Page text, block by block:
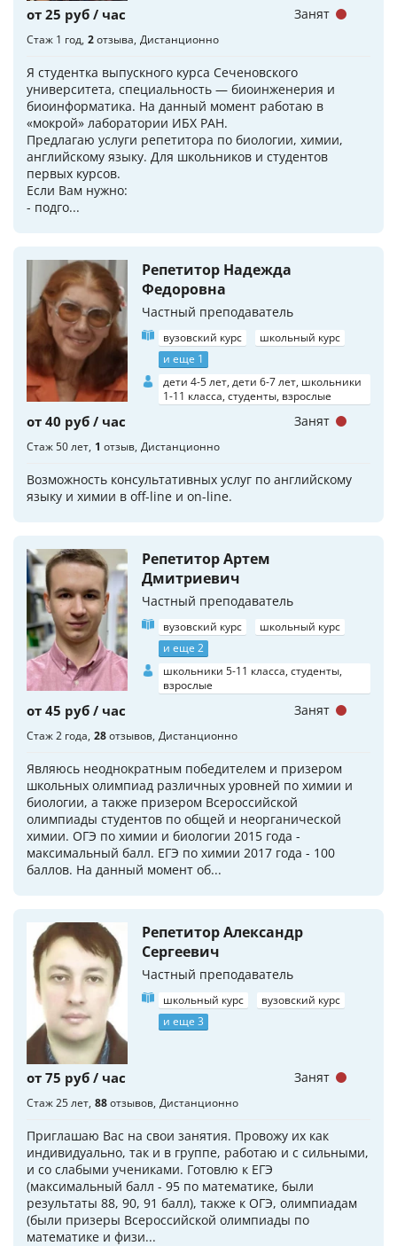
от 25 руб / час
Стаж 1 год 2отзыва Дистанционно
Я студентка выпускного курса Сеченовского
университета, специальность — биоинженерия и
биоинформатика. На данный момент работаю в
«мокрой» лаборатории ИБХ РАН.
Предлагаю услуги репетитора по биологии, химии,
английскому языку. Для школьников и студентов
первых курсов.
Если Вам нужно:
- подго...
Занят
Репетитор Надежда
Федоровна
Частный преподаватель
вузовский курс
школьный курс
и еще 1
дети 4-5 лет, дети 6-7 лет, школьники
1-11 класса, студенты, взрослые
от 40 руб / час
Стаж 50 лет 1 отзыв Дистанционно
Возможность консультативных услуг по английскому
языку и химии в off-line и on-line.
Занят
Репетитор Артем
Дмитриевич
Частный преподаватель
вузовский курс
школьный курс
и еще 2
школьники 5-11 класса, студенты,
взрослые
от 45 руб / час
Стаж 2 года 28отзывов Дистанционно
Являюсь неоднократным победителем и призером
школьных олимпиад различных уровней по химии и
биологии, а также призером Всероссийской
олимпиады студентов по общей и неорганической
химии. ОГЭ по химии и биологии 2015 года -
максимальный балл. ЕГЭ по химии 2017 года - 100
баллов. На данный момент об...
Занят
Репетитор Александр
Сергеевич
Частный преподаватель
школьный курс
вузовский курс
и еще 3
от 75 руб / час
Стаж 25 лет 88отзывов Дистанционно
Приглашаю Вас на свои занятия. Провожу их как
индивидуально, так и в группе, работаю и с сильными,
и со слабыми учениками. Готовлю к ЕГЭ
(максимальный балл - 95 по математике, были
результаты 88, 90, 91 балл), также к ОГЭ, олимпиадам
(были призеры Всероссийской олимпиады по
математике и физи...
Занят